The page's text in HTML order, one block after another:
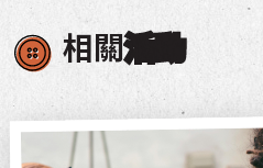
相關活動